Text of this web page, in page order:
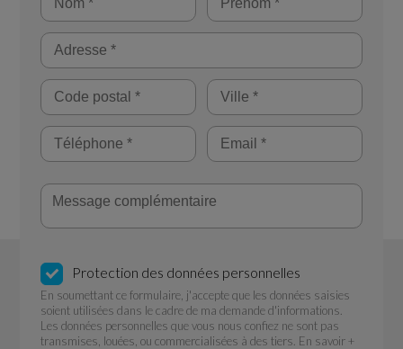
Protection des données personnelles
En soumettant ce formulaire, j'accepte que les données saisies
soient utilisées dans le cadre de ma demande d'informations.
Les données personnelles que vous nous confiez ne sont pas
transmises, louées, ou commercialisées à des tiers. En savoir +